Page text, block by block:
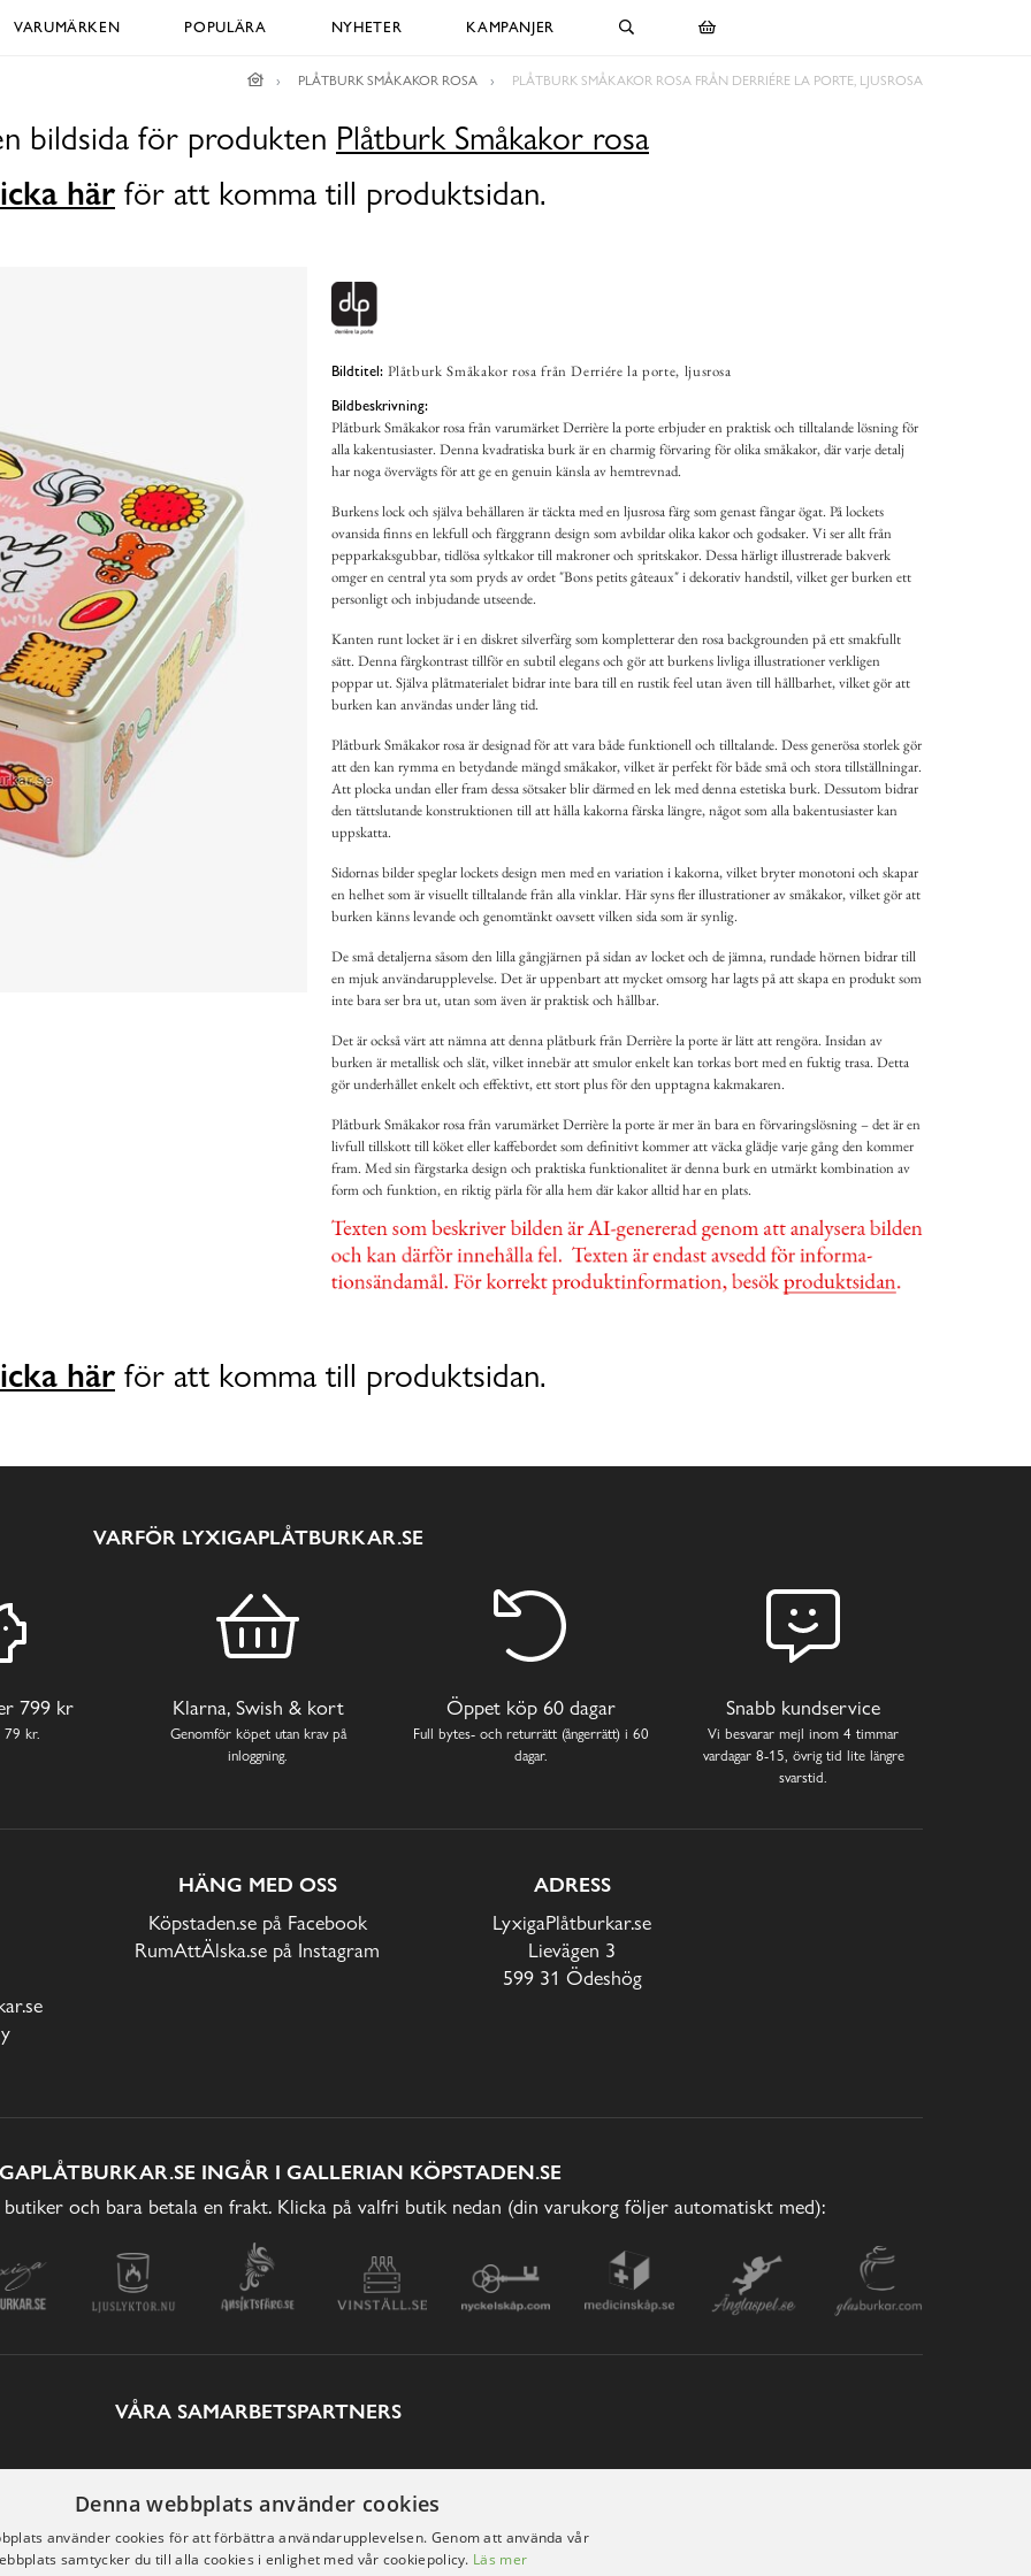
VARUMÄRKEN POPULÄRA NYHETER KAMPANJER
PLÅTBURK SMÅKAKOR ROSA PLÅTBURK SMÅKAKOR ROSA FRÅN DERRIÉRE LA PORTE, LJUSROSA
bildsida för produkten Plåtburk Småkakor rosa
här för att komma till produktsidan.
Bildtitel: Plåtburk Småkakor rosa från Derriére la porte, ljusrosa
Bildbeskrivning:
Plåtburk Småkakor rosa från varumärket Derrière la porte erbjuder en praktisk och tilltalande lösning för
alla kakentusiaster. Denna kvadratiska burk är en charmig förvaring för olika småkakor, där varje detalj
har noga övervägts för att ge en genuin känsla av hemtrevnad.
Burkens lock och själva behållaren är täckta med en ljusrosa färg som genast fångar ögat. På lockets
ovansida finns en lekfull och färggrann design som avbildar olika kakor och godsaker. Vi ser allt från
pepparkaksgubbar, tidlösa syltkakor till makroner och spritskakor. Dessa härligt illustrerade bakverk
omger en central yta som pryds av ordet "Bons petits gâteaux" i dekorativ handstil, vilket ger burken ett
personligt och inbjudande utseende.
Kanten runt locket är i en diskret silverfärg som kompletterar den rosa backgrounden på ett smakfullt
sätt. Denna färgkontrast tillför en subtil elegans och gör att burkens livliga illustrationer verkligen
poppar ut. Själva plåtmaterialet bidrar inte bara till en rustik feel utan även till hållbarhet, vilket gör att
burken kan användas under lång tid.
Plåtburk Småkakor rosa är designad för att vara både funktionell och tilltalande. Dess generösa storlek gör
att den kan rymma en betydande mängd småkakor, vilket är perfekt för både små och stora tillställningar.
Att plocka undan eller fram dessa sötsaker blir därmed en lek med denna estetiska burk. Dessutom bidrar
den tättslutande konstruktionen till att hålla kakorna färska längre, något som alla bakentusiaster kan
uppskatta.
Sidornas bilder speglar lockets design men med en variation i kakorna, vilket bryter monotoni och skapar
en helhet som är visuellt tilltalande från alla vinklar. Här syns fler illustrationer av småkakor, vilket gör att
burken känns levande och genomtänkt oavsett vilken sida som är synlig.
De små detaljerna såsom den lilla gångjärnen på sidan av locket och de jämna, rundade hörnen bidrar till
en mjuk användarupplevelse. Det är uppenbart att mycket omsorg har lagts på att skapa en produkt som
inte bara ser bra ut, utan som även är praktisk och hållbar.
Det är också värt att nämna att denna plåtburk från Derrière la porte är lätt att rengöra. Insidan av
burken är metallisk och slät, vilket innebär att smulor enkelt kan torkas bort med en fuktig trasa. Detta
gör underhållet enkelt och effektivt, ett stort plus för den upptagna kakmakaren.
Plåtburk Småkakor rosa från varumärket Derrière la porte är mer än bara en förvaringslösning – det är en
livfull tillskott till köket eller kaffebordet som definitivt kommer att väcka glädje varje gång den kommer
fram. Med sin färgstarka design och praktiska funktionalitet är denna burk en utmärkt kombination av
form och funktion, en riktig pärla för alla hem där kakor alltid har en plats.
här för att komma till produktsidan.
VARFÖR LYXIGAPLÅTBURKAR.SE
799 kr
79 kr.
Klarna, Swish & kort
Genomför köpet utan krav på
inloggning.
Öppet köp 60 dagar
Full bytes- och returrätt (ångerrätt) i 60
dagar.
Snabb kundservice
Vi besvarar mejl inom 4 timmar
vardagar 8-15, övrig tid lite längre
svarstid.
HÄNG MED OSS
Köpstaden.se på Facebook
RumAttÄlska.se på Instagram
ADRESS
LyxigaPlåtburkar.se
Lievägen 3
599 31 Ödeshög
INGÅR I GALLERIAN KÖPSTADEN.SE
och bara betala en frakt. Klicka på valfri butik nedan (din varukorg följer automatiskt med):
VÅRA SAMARBETSPARTNERS
Denna webbplats använder cookies
använder cookies för att förbättra användarupplevelsen. Genom att använda vår
samtycker du till alla cookies i enlighet med vår cookiepolicy. Läs mer